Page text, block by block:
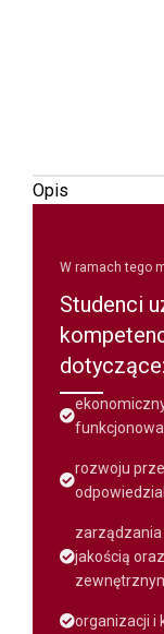
Opis
W ramach tego
Studenci
dotyczące:
rozwoju
zarządzania
jakością
organizacji i